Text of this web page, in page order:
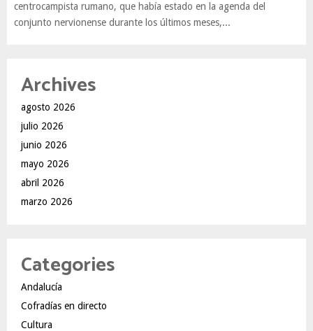
centrocampista rumano, que había estado en la agenda del
conjunto nervionense durante los últimos meses,...
Archives
agosto 2026
julio 2026
junio 2026
mayo 2026
abril 2026
marzo 2026
Categories
Andalucía
Cofradías en directo
Cultura